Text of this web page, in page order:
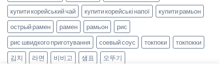
купити корейський чай
купити корейські напої
купити рамьон
острый рамен
рамен рамьон
рис
рис швидкого приготування
соевый соус токпоки
токпокки
김치
라면 비비고 샘표 오뚜기